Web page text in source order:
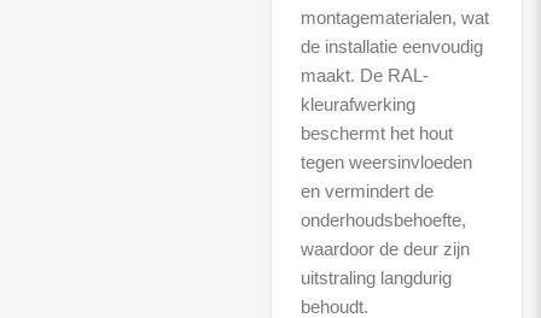
montagematerialen, wat
de installatie eenvoudig
maakt. De RAL-
kleurafwerking
beschermt het hout
tegen weersinvloeden
en vermindert de
onderhoudsbehoefte,
waardoor de deur zijn
uitstraling langdurig
behoudt.